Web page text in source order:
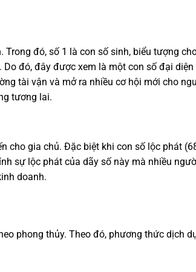
đó, số 1 là con số sinh, biểu tượng
đó, đây được xem là một con số đại
tài vận và mở ra nhiều cơ hội mới cho
tương lai.
gia chủ. Đặc biệt khi con số lộc phát
sự lộc phát của dãy số này mà nhiều
doanh.
phong thủy. Theo đó, phương thức dịch